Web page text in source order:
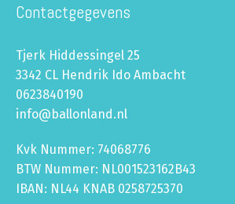
Contactgegevens
Tjerk Hiddessingel 25
3342 CL Hendrik Ido Ambacht
0623840190
info@ballonland.nl
Kvk Nummer: 74068776
BTW Nummer: NL001523162B43
IBAN: NL44 KNAB 0258725370